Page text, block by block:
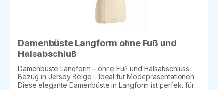
Damenbüste Langform ohne Fuß und
Halsabschluß
Damenbüste Langform – ohne Fuß und Halsabschluss
Bezug in Jersey Beige – Ideal für Modepräsentationen
Diese elegante Damenbüste in Langform ist perfekt für